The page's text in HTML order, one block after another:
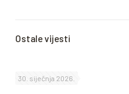
Ostale vijesti
30. siječnja 2026.